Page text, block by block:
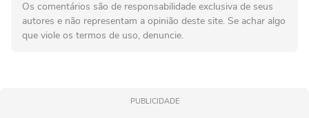
Os comentários são de responsabilidade exclusiva de seus
autores e não representam a opinião deste site. Se achar algo
que viole os termos de uso, denuncie.
PUBLICIDADE